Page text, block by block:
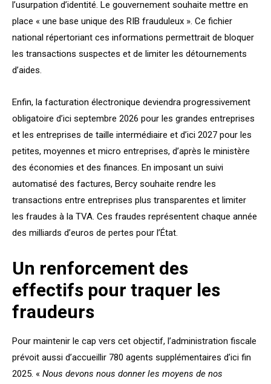
l’usurpation d’identité. Le gouvernement souhaite mettre en
place « une base unique des RIB frauduleux ». Ce fichier
national répertoriant ces informations permettrait de bloquer
les transactions suspectes et de limiter les détournements
d’aides.
Enfin, la facturation électronique deviendra progressivement
obligatoire d’ici septembre 2026 pour les grandes entreprises
et les entreprises de taille intermédiaire et d’ici 2027 pour les
petites, moyennes et micro entreprises, d’après le ministère
des économies et des finances. En imposant un suivi
automatisé des factures, Bercy souhaite rendre les
transactions entre entreprises plus transparentes et limiter
les fraudes à la TVA. Ces fraudes représentent chaque année
des milliards d’euros de pertes pour l’État.
Un renforcement des
effectifs pour traquer les
fraudeurs
Pour maintenir le cap vers cet objectif, l’administration fiscale
prévoit aussi d’accueillir 780 agents supplémentaires d’ici fin
2025. « Nous devons nous donner les moyens de nos